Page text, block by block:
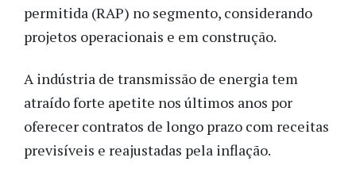
permitida (RAP) no segmento, considerando
projetos operacionais e em construção.
A indústria de transmissão de energia tem
atraído forte apetite nos últimos anos por
oferecer contratos de longo prazo com receitas
previsíveis e reajustadas pela inflação.